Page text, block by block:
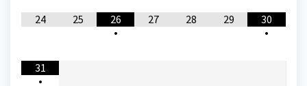
24 25
26
•
27 28 29
30
•
31
•